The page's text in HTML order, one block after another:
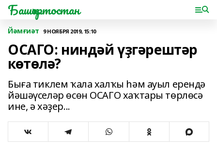
Башҡортостан
Йәмғиәт 9 НОЯБРЯ 2019, 15:10
ОСАГО: ниндәй үҙгәрештәр
көтөлә?
Быға тиклем ҡала халҡы һәм ауыл ерендә
йәшәүселәр өсөн ОСАГО хаҡтары төрлөсә
ине, ә хәҙер...